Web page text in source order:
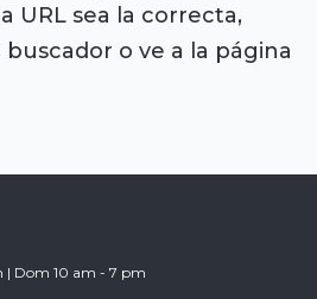
URL sea la correcta,
o ve a la página
| Dom 10 am - 7 pm